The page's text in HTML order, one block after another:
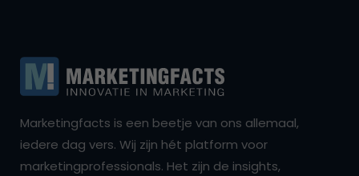
Marketingfacts is een beetje van ons allemaal,
iedere dag vers. Wij zijn hét platform voor
marketingprofessionals. Het zijn de insights,